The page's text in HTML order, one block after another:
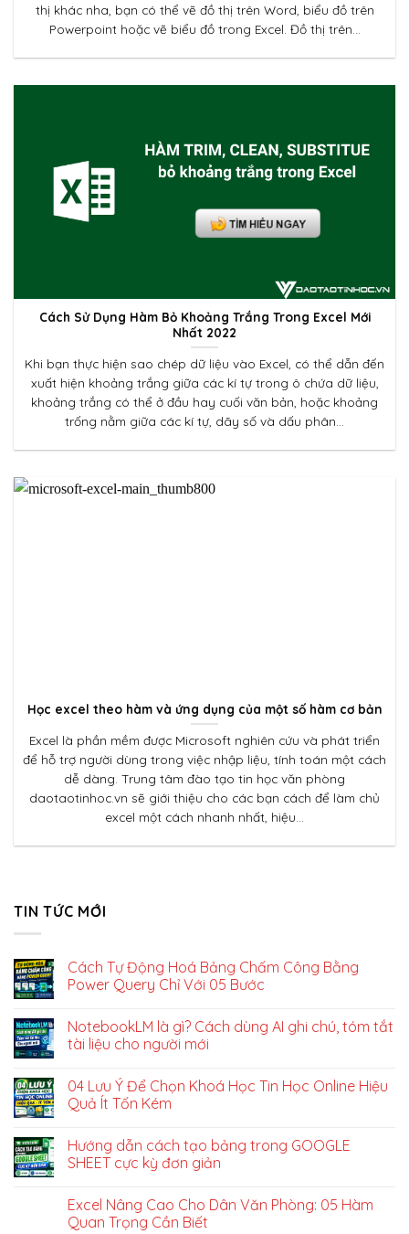
thị khác nha, bạn có thể vẽ đồ thị trên Word, biểu đồ trên
Powerpoint hoặc vẽ biểu đồ trong Excel. Đồ thị trên...
Cách Sử Dụng Hàm Bỏ Khoảng Trắng Trong Excel Mới
Nhất 2022
Khi bạn thực hiện sao chép dữ liệu vào Excel, có thể dẫn đến
xuất hiện khoảng trắng giữa các kí tự trong ô chứa dữ liệu,
khoảng trắng có thể ở đầu hay cuối văn bản, hoặc khoảng
trống nằm giữa các kí tự, dãy số và dấu phân...
Học excel theo hàm và ứng dụng của một số hàm cơ bản
Excel là phần mềm được Microsoft nghiên cứu và phát triển
để hỗ trợ người dùng trong việc nhập liệu, tính toán một cách
dễ dàng. Trung tâm đào tạo tin học văn phòng
daotaotinhoc.vn sẽ giới thiệu cho các bạn cách để làm chủ
excel một cách nhanh nhất, hiệu...
TIN TỨC MỚI
Cách Tự Động Hoá Bảng Chấm Công Bằng
Power Query Chỉ Với 05 Bước
NotebookLM là gì? Cách dùng AI ghi chú, tóm tắt
tài liệu cho người mới
04 Lưu Ý Để Chọn Khoá Học Tin Học Online Hiệu
Quả Ít Tốn Kém
Hướng dẫn cách tạo bảng trong GOOGLE
SHEET cực kỳ đơn giản
Excel Nâng Cao Cho Dân Văn Phòng: 05 Hàm
Quan Trọng Cần Biết